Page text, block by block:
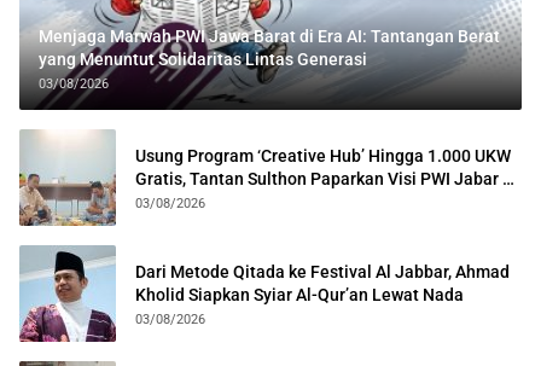
Menjaga Marwah PWI Jawa Barat di Era AI: Tantangan Berat
yang Menuntut Solidaritas Lintas Generasi
03/08/2026
Usung Program ‘Creative Hub’ Hingga 1.000 UKW
Gratis, Tantan Sulthon Paparkan Visi PWI Jabar di
Kota Bogor
03/08/2026
Dari Metode Qitada ke Festival Al Jabbar, Ahmad
Kholid Siapkan Syiar Al-Qur’an Lewat Nada
03/08/2026